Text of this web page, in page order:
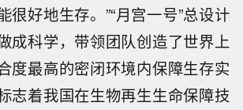
很好地生存。”“月宫一号”总设计
成科学，带领团队创造了世界上
度最高的密闭环境内保障生存实
志着我国在生物再生生命保障技